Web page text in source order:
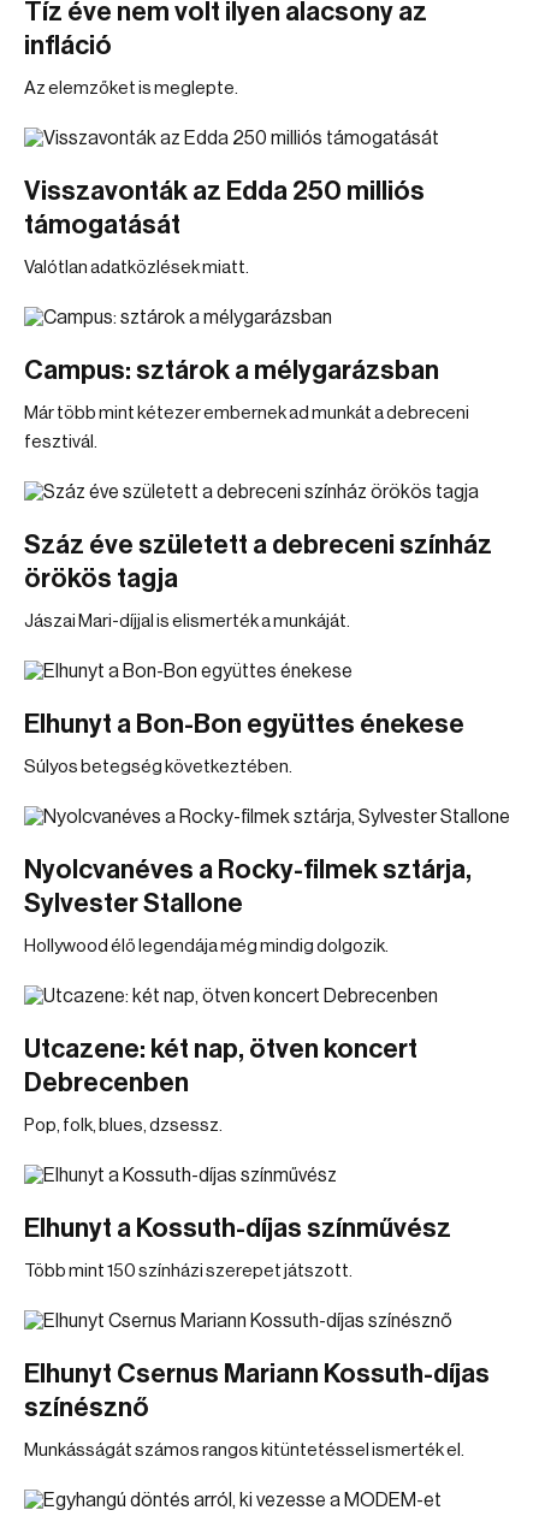
Tíz éve nem volt ilyen alacsony az
infláció
Az elemzőket is meglepte.
Visszavonták az Edda 250 milliós
támogatását
Valótlan adatközlések miatt.
Campus: sztárok a mélygarázsban
Már több mint kétezer embernek ad munkát a debreceni
fesztivál.
Száz éve született a debreceni színház
örökös tagja
Jászai Mari-díjjal is elismerték a munkáját.
Elhunyt a Bon-Bon együttes énekese
Súlyos betegség következtében.
Nyolcvanéves a Rocky-filmek sztárja,
Sylvester Stallone
Hollywood élő legendája még mindig dolgozik.
Utcazene: két nap, ötven koncert
Debrecenben
Pop, folk, blues, dzsessz.
Elhunyt a Kossuth-díjas színművész
Több mint 150 színházi szerepet játszott.
Elhunyt Csernus Mariann Kossuth-díjas
színésznő
Munkásságát számos rangos kitüntetéssel ismerték el.